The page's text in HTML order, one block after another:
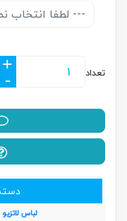
--- لطفا انتخاب
تعداد
+
-
لباس لاتزیو